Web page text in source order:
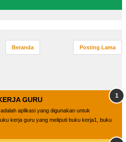
Posting Lama
Beranda
GURU
aplikasi yang digunakan untuk
kerja guru yang meliputi buku kerja1, buku